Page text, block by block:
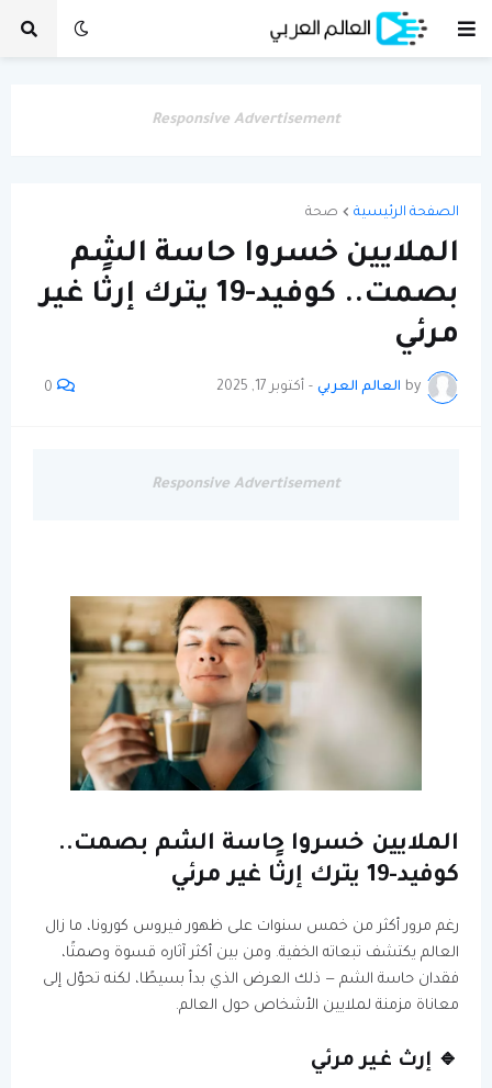
Responsive Advertisement
الصفحة الرئيسية صحة
الملايين خسروا حاسة الشم
بصمت.. كوفيد-19 يترك إرثًا غير
مرئي
by العالم العربي - أكتوبر 17, 2025 0
Responsive Advertisement
الملايين خسروا حاسة الشم بصمت..
كوفيد-19 يترك إرثًا غير مرئي
رغم مرور أكثر من خمس سنوات على ظهور فيروس كورونا، ما زال
العالم يكتشف تبعاته الخفية. ومن بين أكثر آثاره قسوة وصمتًا،
فقدان حاسة الشم — ذلك العرض الذي بدأ بسيطًا، لكنه تحوّل إلى
معاناة مزمنة لملايين الأشخاص حول العالم.
🔹 إرث غير مرئي